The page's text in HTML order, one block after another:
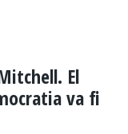
El
va fi